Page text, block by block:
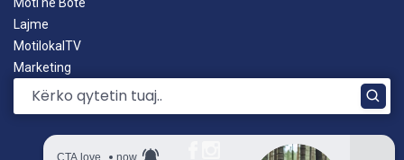
Lajme
MotilokalTV
Marketing